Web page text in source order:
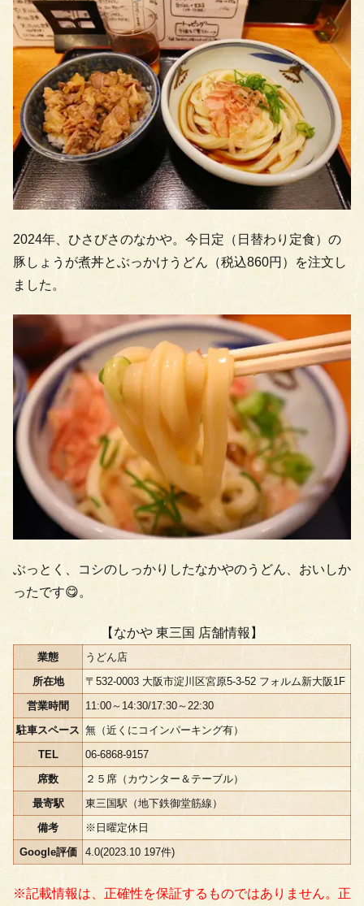
2024年、ひさびさのなかや。今日定（日替わり定食）の
豚しょうが煮丼とぶっかけうどん（税込860円）を注文し
ました。
ぶっとく、コシのしっかりしたなかやのうどん、おいしか
ったです😋。
【なかや 東三国 店舗情報】
業態
うどん店
所在地
〒532-0003 大阪市淀川区宮原5-3-52 フォルム新大阪1F
営業時間
11:00～14:30/17:30～22:30
駐車スペース 無（近くにコインパーキング有）
TEL
06-6868-9157
席数
２５席（カウンター＆テーブル）
最寄駅
東三国駅（地下鉄御堂筋線）
備考
※日曜定休日
Google評価
4.0(2023.10 197件)
※記載情報は、正確性を保証するものではありません。正